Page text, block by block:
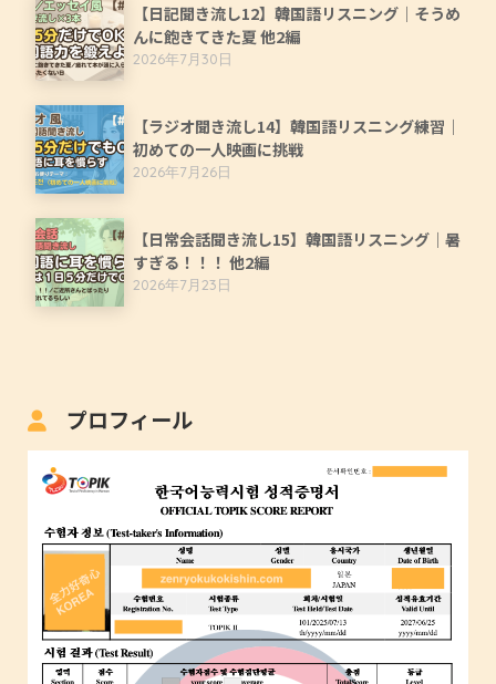
【日記聞き流し12】韓国語リスニング｜そうめ
んに飽きてきた夏 他2編
2026年7月30日
【ラジオ聞き流し14】韓国語リスニング練習｜
初めての一人映画に挑戦
2026年7月26日
【日常会話聞き流し15】韓国語リスニング｜暑
すぎる！！！ 他2編
2026年7月23日
プロフィール